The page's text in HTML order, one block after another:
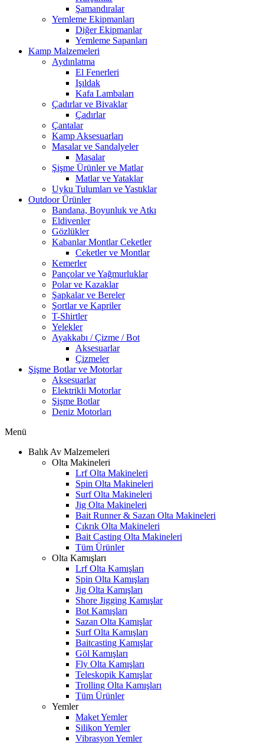
Şamandıralar
Yemleme Ekipmanları
Diğer Ekipmanlar
Yemleme Sapanları
Kamp Malzemeleri
Aydınlatma
El Fenerleri
Işıldak
Kafa Lambaları
Çadırlar ve Bivaklar
Çadırlar
Çantalar
Kamp Aksesuarları
Masalar ve Sandalyeler
Masalar
Şişme Ürünler ve Matlar
Matlar ve Yataklar
Uyku Tulumları ve Yastıklar
Outdoor Ürünler
Bandana, Boyunluk ve Atkı
Eldivenler
Gözlükler
Kabanlar Montlar Ceketler
Ceketler ve Montlar
Kemerler
Pançolar ve Yağmurluklar
Polar ve Kazaklar
Şapkalar ve Bereler
Şortlar ve Kapriler
T-Shirtler
Yelekler
Ayakkabı / Çizme / Bot
Aksesuarlar
Çizmeler
Şişme Botlar ve Motorlar
Aksesuarlar
Elektrikli Motorlar
Şişme Botlar
Deniz Motorları
Menü
Balık Av Malzemeleri
Olta Makineleri
Lrf Olta Makineleri
Spin Olta Makineleri
Surf Olta Makineleri
Jig Olta Makineleri
Bait Runner & Sazan Olta Makineleri
Çıkrık Olta Makineleri
Bait Casting Olta Makineleri
Tüm Ürünler
Olta Kamışları
Lrf Olta Kamışları
Spin Olta Kamışları
Jig Olta Kamışları
Shore Jigging Kamışlar
Bot Kamışları
Sazan Olta Kamışlar
Surf Olta Kamışları
Baitcasting Kamışlar
Göl Kamışları
Fly Olta Kamışları
Teleskopik Kamışlar
Trolling Olta Kamışları
Tüm Ürünler
Yemler
Maket Yemler
Silikon Yemler
Vibrasyon Yemler